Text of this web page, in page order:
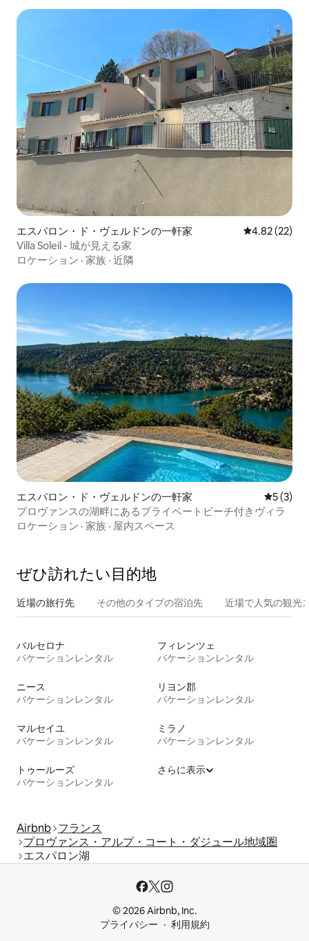
エスパロン・ド・ヴェルドンの一軒家 レビュー22
4.82 (22)
Villa Soleil - 城が見える家
ロケーション · 家族 · 近隣
エスパロン・ド・ヴェルドンの一軒家 レビュー
5 (3)
プロヴァンスの湖畔にあるプライベートビーチ付きヴィラ
ロケーション · 家族 · 屋内スペース
ぜひ訪⁠れ⁠た⁠い目⁠的⁠地
近場の旅行先 その他のタ⁠イ⁠プ⁠の宿⁠泊⁠先 近場で人気の観光
バルセロナ
バケーションレンタル
フィレンツェ
バケーションレンタル
ニース
バケーションレンタル
リヨン郡
バケーションレンタル
マルセイユ
バケーションレンタル
ミラノ
バケーションレンタル
トゥールーズ
バケーションレンタル
さらに表示
Airbnb フランス
プロヴァンス・アルプ・コート・ダジュール地域圏
エスパロン湖
© 2026 Airbnb, Inc.
プライバシー
利用規約